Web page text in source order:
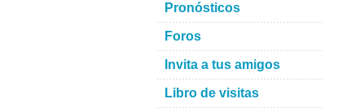
Pronósticos
Foros
Invita a tus amigos
Libro de visitas